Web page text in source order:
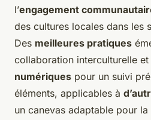
l’engagement
des cultures locales dans les
Des meilleures pratiques
collaboration interculturelle et
numériques pour un suivi
éléments, applicables à
un canevas adaptable pour